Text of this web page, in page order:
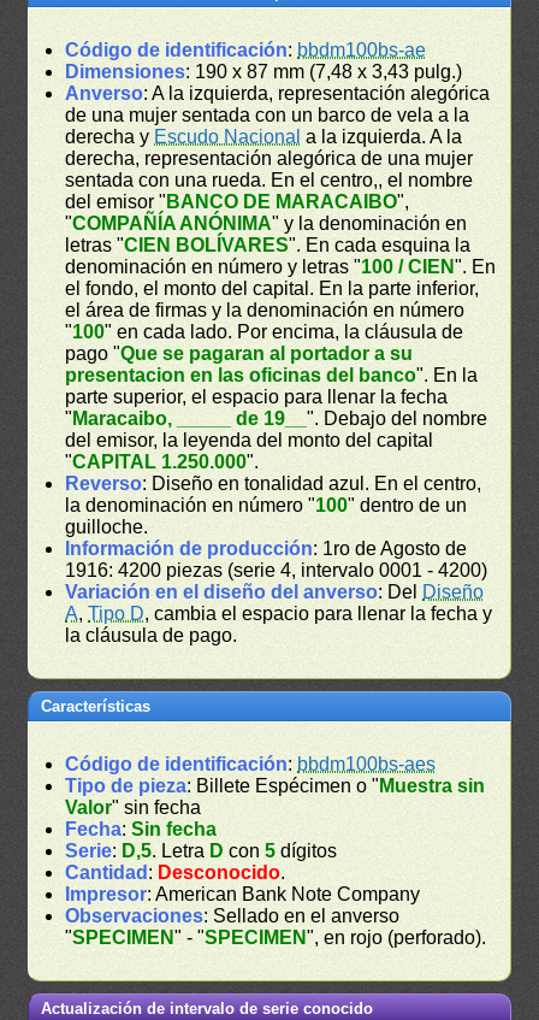
Código de identificación: bbdm100bs-ae
Dimensiones: 190 x 87 mm (7,48 x 3,43 pulg.)
Anverso: A la izquierda, representación alegórica
de una mujer sentada con un barco de vela a la
derecha y Escudo Nacional a la izquierda. A la
derecha, representación alegórica de una mujer
sentada con una rueda. En el centro,, el nombre
del emisor " BANCO DE MARACAIBO",
"COMPAÑÍA ANÓNIMA" y la denominación en
letras "CIEN BOLÍVARES". En cada esquina la
denominación en número y letras "100 / CIEN". En
el fondo, el monto del capital. En la parte inferior,
el área de firmas y la denominación en número
"100" en cada lado. Por encima, la cláusula de
pago "Que se pagaran al portador a su
presentacion en las oficinas del banco". En la
parte superior, el espacio para llenar la fecha
" Maracaibo, _____ de 19__". Debajo del nombre
del emisor, la leyenda del monto del capital
"CAPITAL 1.250.000".
Reverso: Diseño en tonalidad azul. En el centro,
la denominación en número "100" dentro de un
guilloche.
Información de producción: 1ro de Agosto de
1916: 4200 piezas (serie 4, intervalo 0001 - 4200)
Variación en el diseño del anverso: Del Diseño
A,Tipo D, cambia el espacio para llenar la fecha y
la cláusula de pago.
Características
Código de identificación: bbdm100bs-aes
Tipo de pieza: Billete Espécimen o " Muestra sin
Valor" sin fecha
Fecha:Sin fecha
Serie: D,5. Letra D con5 dígitos
Cantidad : Desconocido.
Impresor: American Bank Note Company
Observaciones: Sellado en el anverso
"SPECIMEN" - "SPECIMEN", en rojo (perforado).
Actualización de intervalo de serie conocido